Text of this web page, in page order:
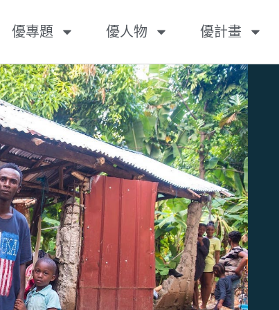
優專題 優人物 優計畫